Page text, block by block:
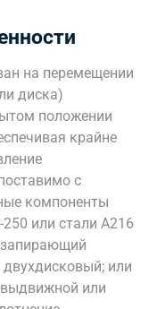
на перемещении
диска)
положении
крайне
с
компоненты
или стали A216
запирающий
двухдисковый; или
или